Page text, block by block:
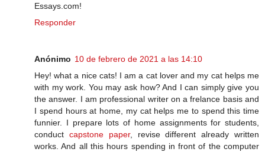
Essays.com!
Responder
Anónimo 10 de febrero de 2021 a las 14:10
Hey! what a nice cats! I am a cat lover and my cat helps me
with my work. You may ask how? And I can simply give you
the answer. I am professional writer on a frelance basis and
I spend hours at home, my cat helps me to spend this time
funnier. I prepare lots of home assignments for students,
conduct capstone paper, revise different already written
works. And all this hours spending in front of the computer